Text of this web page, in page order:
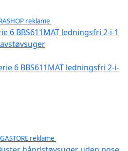
reklame
6 BBS611MAT ledningsfri 2-i-
reklame